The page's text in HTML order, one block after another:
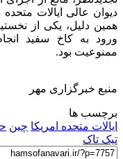
دیوان عالی ایالات
همین دلیل، یکی از
ورود به کاخ سفید
ممنوعیت بود.
منبع خبرگزاری مهر
برچسب ها
ایالات متحده امریکا چین
تیک تاک